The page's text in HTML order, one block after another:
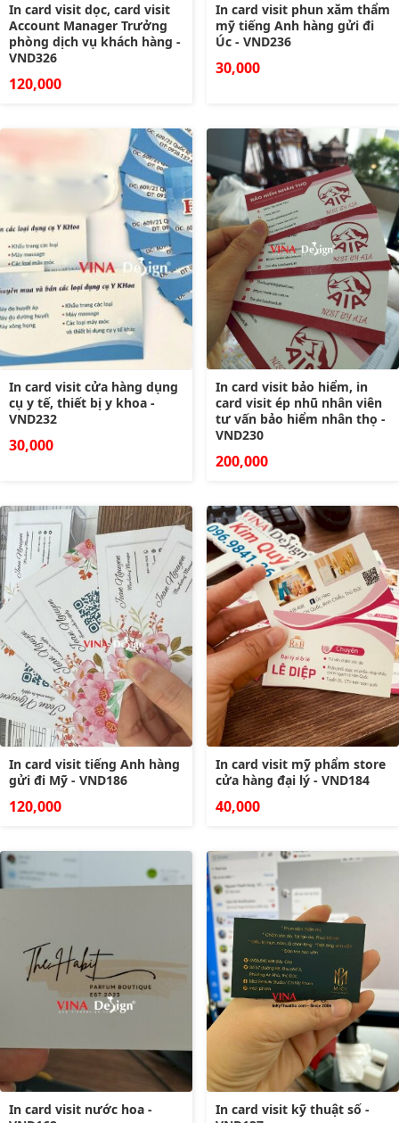
In card visit dọc, card visit
Account Manager Trưởng
phòng dịch vụ khách hàng -
VND326
120,000
In card visit phun xăm thẩm
mỹ tiếng Anh hàng gửi đi
Úc - VND236
30,000
In card visit cửa hàng dụng
cụ y tế, thiết bị y khoa -
VND232
30,000
In card visit bảo hiểm, in
card visit ép nhũ nhân viên
tư vấn bảo hiểm nhân thọ -
VND230
200,000
In card visit tiếng Anh hàng
gửi đi Mỹ - VND186
120,000
In card visit mỹ phẩm store
cửa hàng đại lý - VND184
40,000
In card visit nước hoa -
In card visit kỹ thuật số -